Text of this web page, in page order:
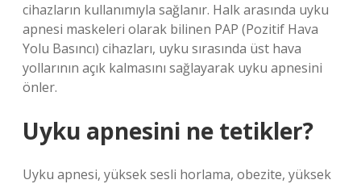
cihazların kullanımıyla sağlanır. Halk arasında uyku
apnesi maskeleri olarak bilinen PAP (Pozitif Hava
Yolu Basıncı) cihazları, uyku sırasında üst hava
yollarının açık kalmasını sağlayarak uyku apnesini
önler.
Uyku apnesini ne tetikler?
Uyku apnesi, yüksek sesli horlama, obezite, yüksek